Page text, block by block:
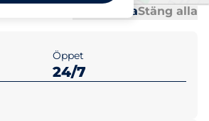
Öppna allaStäng alla
Öppet
24/7